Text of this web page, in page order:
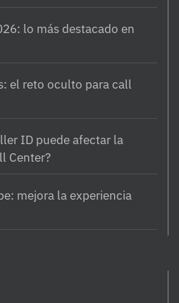
lo más destacado en
el reto oculto para call
ID puede afectar la
Center?
mejora la experiencia